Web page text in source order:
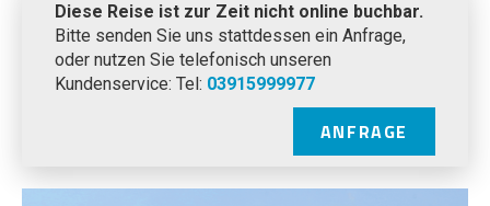
Diese Reise ist zur Zeit nicht online buchbar.
Bitte senden Sie uns stattdessen ein Anfrage,
oder nutzen Sie telefonisch unseren
Kundenservice: Tel: 03915999977
ANFRAGE